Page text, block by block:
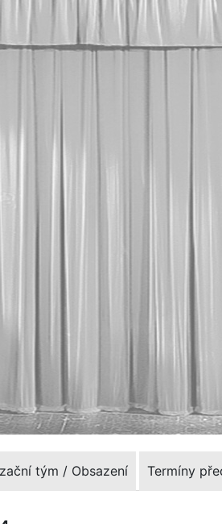
tým / Obsazení Termíny